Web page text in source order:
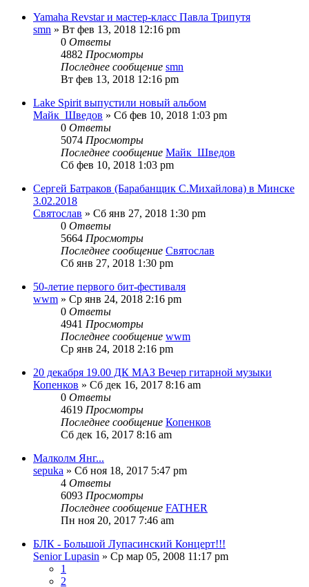
Yamaha Revstar и мастер-класс Павла Трипутя
smn » Вт фев 13, 2018 12:16 pm
0 Ответы
4882 Просмотры
Последнее сообщение smn
Вт фев 13, 2018 12:16 pm
Lake Spirit выпустили новый альбом
Майк_Шведов » Сб фев 10, 2018 1:03 pm
0 Ответы
5074 Просмотры
Последнее сообщение Майк_Шведов
Сб фев 10, 2018 1:03 pm
Сергей Батраков (Барабанщик С.Михайлова) в Минске
3.02.2018
Святослав » Сб янв 27, 2018 1:30 pm
0 Ответы
5664 Просмотры
Последнее сообщение Святослав
Сб янв 27, 2018 1:30 pm
50-летие первого бит-фестиваля
wwm » Ср янв 24, 2018 2:16 pm
0 Ответы
4941 Просмотры
Последнее сообщение wwm
Ср янв 24, 2018 2:16 pm
20 декабря 19.00 ДК МАЗ Вечер гитарной музыки
Копенков » Сб дек 16, 2017 8:16 am
0 Ответы
4619 Просмотры
Последнее сообщение Копенков
Сб дек 16, 2017 8:16 am
Малколм Янг...
sepuka » Сб ноя 18, 2017 5:47 pm
4 Ответы
6093 Просмотры
Последнее сообщение FATHER
Пн ноя 20, 2017 7:46 am
БЛК - Большой Лупасинский Концерт!!!
Senior Lupasin » Ср мар 05, 2008 11:17 pm
1
2